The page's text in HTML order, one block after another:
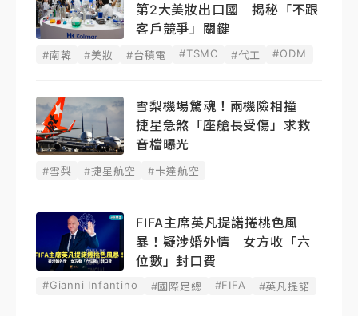
第2大美妝出口國 揭秘「不跟
客戶競爭」關鍵
#南韓 #美妝 #台積電 #TSMC #代工 #ODM
雪梨機場驚魂！兩機險相撞
捷星急煞「座艙長受傷」求救
音檔曝光
#雪梨 #捷星航空 #卡達航空
FIFA主席英凡提諾捲桃色風
暴！疑涉婚外情 女方收「六
位數」封口費
#Gianni Infantino #國際足總 #FIFA #英凡提諾